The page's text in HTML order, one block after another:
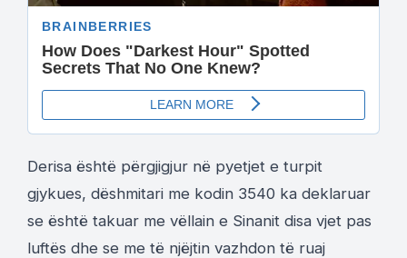
Derisa është përgjigjur në pyetjet e turpit
gjykues, dëshmitari me kodin 3540 ka deklaruar
se është takuar me vëllain e Sinanit disa vjet pas
luftës dhe se me të njëjtin vazhdon të ruaj